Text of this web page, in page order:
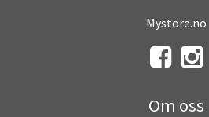
Mystore.no
Om oss